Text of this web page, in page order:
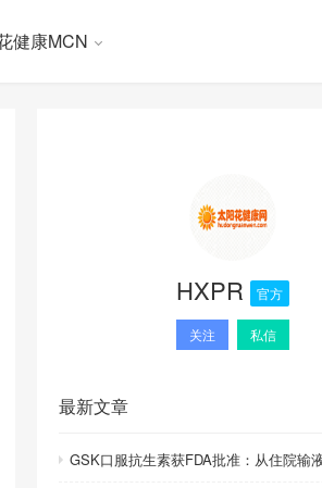
健康MCN
HXPR 官方
关注 私信
最新文章